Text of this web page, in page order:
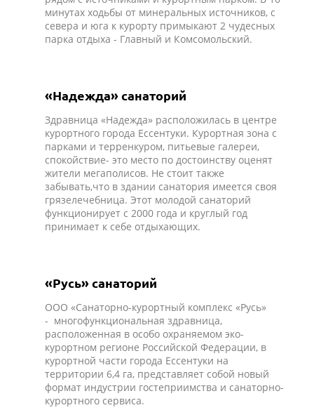
минутах ходьбы от минеральных источников, с
севера и юга к курорту примыкают 2 чудесных
парка отдыха - Главный и Комсомольский.
«Надежда» санаторий
Здравница «Надежда» расположилась в центре
курортного города Ессентуки. Курортная зона с
парками и терренкуром, питьевые галереи,
спокойствие- это место по достоинству оценят
жители мегаполисов. Не стоит также
забывать,что в здании санатория имеется своя
грязелечебница. Этот молодой санаторий
функционирует с 2000 года и круглый год
принимает к себе отдыхающих.
«Русь» санаторий
ООО «Санаторно-курортный комплекс «Русь»
- многофункциональная здравница,
расположенная в особо охраняемом эко-
курортном регионе Российской Федерации, в
курортной части города Ессентуки на
территории 6,4 га, представляет собой новый
формат индустрии гостеприимства и санаторно-
курортного сервиса.